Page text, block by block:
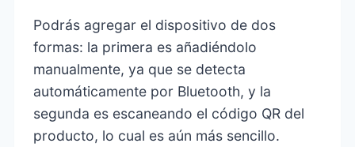
Podrás agregar el dispositivo de dos
formas: la primera es añadiéndolo
manualmente, ya que se detecta
automáticamente por Bluetooth, y la
segunda es escaneando el código QR del
producto, lo cual es aún más sencillo.